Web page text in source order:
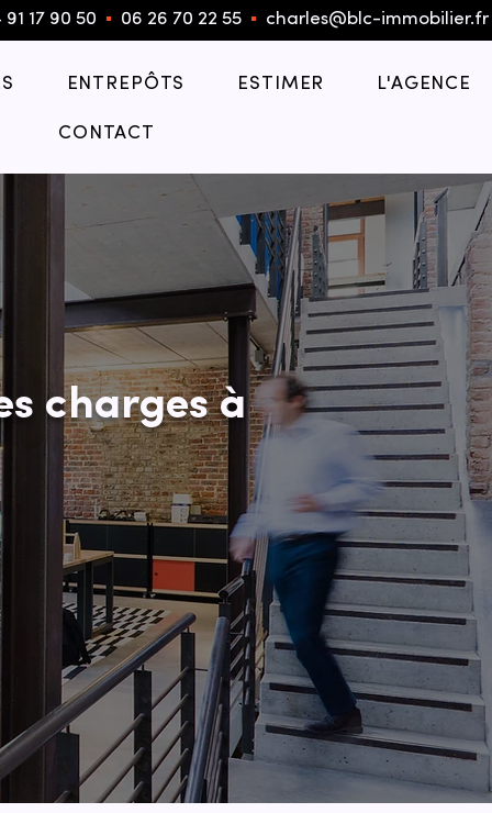
91 17 90 50 ▪︎ 06 26 70 22 55 ▪︎ charles@blc-immobilier.fr
ENTREPÔTS ESTIMER L'AGENCE
CONTACT
charges à